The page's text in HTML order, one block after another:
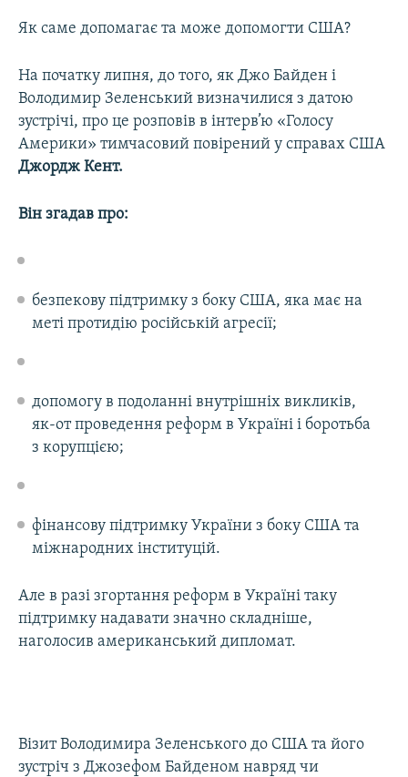
Як саме допомагає та може допомогти США?
На початку липня, до того, як Джо Байден і
Володимир Зеленський визначилися з датою
зустрічі, про це розповів в інтерв’ю «Голосу
Америки» тимчасовий повірений у справах США
Джордж Кент.
Він згадав про:
безпекову підтримку з боку США, яка має на
меті протидію російській агресії;
допомогу в подоланні внутрішніх викликів,
як-от проведення реформ в Україні і боротьба
з корупцією;
фінансову підтримку України з боку США та
міжнародних інституцій.
Але в разі згортання реформ в Україні таку
підтримку надавати значно складніше,
наголосив американський дипломат.
Візит Володимира Зеленського до США та його
зустріч з Джозефом Байденом навряд чи